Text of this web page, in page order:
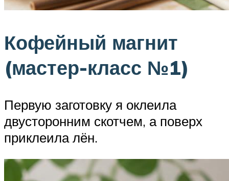
Кофейный магнит
(мастер-класс №1)
Первую заготовку я оклеила
двусторонним скотчем, а поверх
приклеила лён.